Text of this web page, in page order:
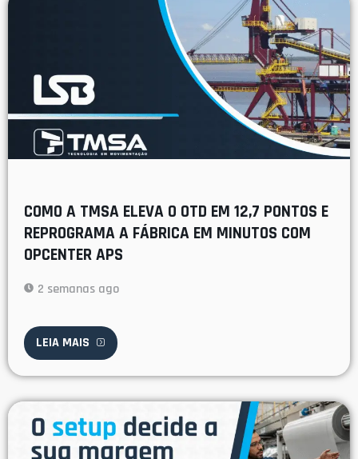
COMO A TMSA ELEVA O OTD EM 12,7 PONTOS E
REPROGRAMA A FÁBRICA EM MINUTOS COM
OPCENTER APS
2 semanas ago
LEIA MAIS